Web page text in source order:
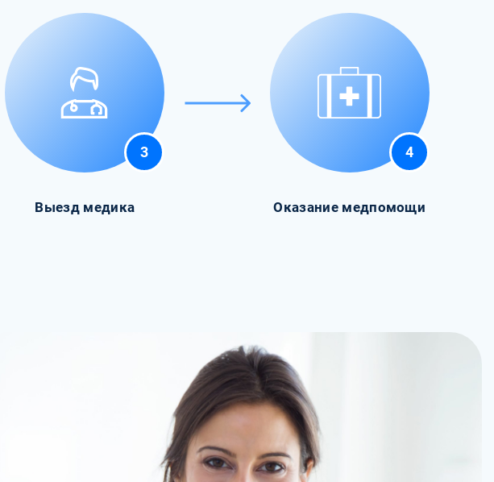
3
Выезд медика
4
Оказание медпомощи